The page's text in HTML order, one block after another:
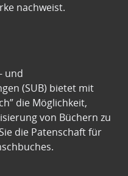
nachweist.
und
(SUB) bietet mit
die Möglichkeit,
von Büchern zu
die Patenschaft für